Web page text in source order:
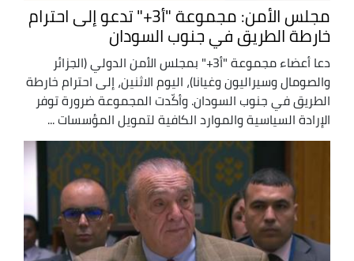
مجلس الأمن: مجموعة "أ3+" تدعو إلى احترام
خارطة الطريق في جنوب السودان
دعا أعضاء مجموعة "أ3+" بمجلس الأمن الدولي (الجزائر
والصومال وسيراليون وغيانا)، اليوم الاثنين، إلى احترام خارطة
الطريق في جنوب السودان. وأكّدت المجموعة ضرورة توفر
الإرادة السياسية والموارد الكافية لتمويل المؤسسات ...